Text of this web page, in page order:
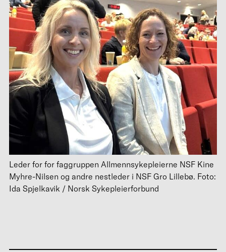
Leder for for faggruppen Allmennsykepleierne NSF Kine
Myhre-Nilsen og andre nestleder i NSF Gro Lillebø. Foto:
Ida Spjelkavik / Norsk Sykepleierforbund